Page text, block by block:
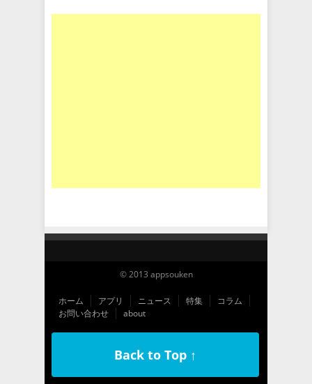
© 2013 appsouken
ホーム アプリ ニュース 特集
コラム
お問い合わせ
about
Back to Top ↑